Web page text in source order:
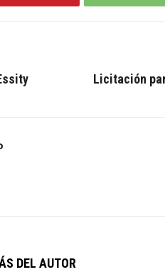
Licitación
DEL AUTOR